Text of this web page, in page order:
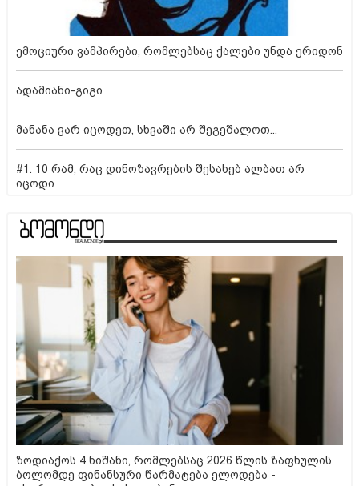
ემოციური ვამპირები, რომლებსაც ქალები უნდა ერიდონ
ადამიანი-გიგი
მანანა ვარ იცოდეთ, სხვაში არ შეგეშალოთ...
#1. 10 რამ, რაც დინოზავრების შესახებ ალბათ არ
იცოდი
ზოდიაქოს 4 ნიშანი, რომლებსაც 2026 წლის ზაფხულის
ბოლომდე ფინანსური წარმატება ელოდება -